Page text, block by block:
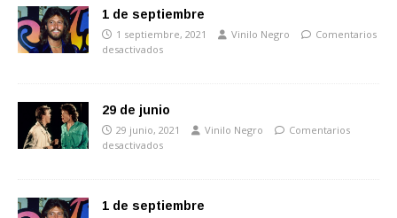
1 de septiembre
1 septiembre, 2021 Vinilo Negro
Comentarios
desactivados
29 de junio
29 junio, 2021 Vinilo Negro
Comentarios
desactivados
1 de septiembre